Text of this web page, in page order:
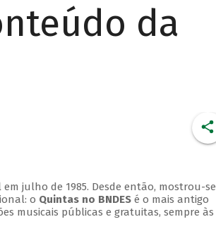
da
julho de 1985. Desde então, mostrou-se
o Quintas no BNDESé o mais antigo
musicais públicas e gratuitas, sempre às